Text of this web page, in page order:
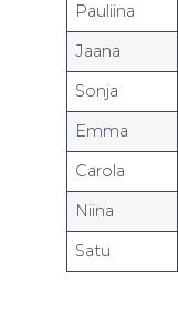
Pauliina
Jaana
Sonja
Emma
Carola
Niina
Satu